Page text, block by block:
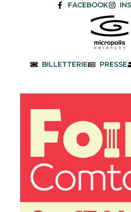
FACEBOOK
BILLETTERIE PRESSE